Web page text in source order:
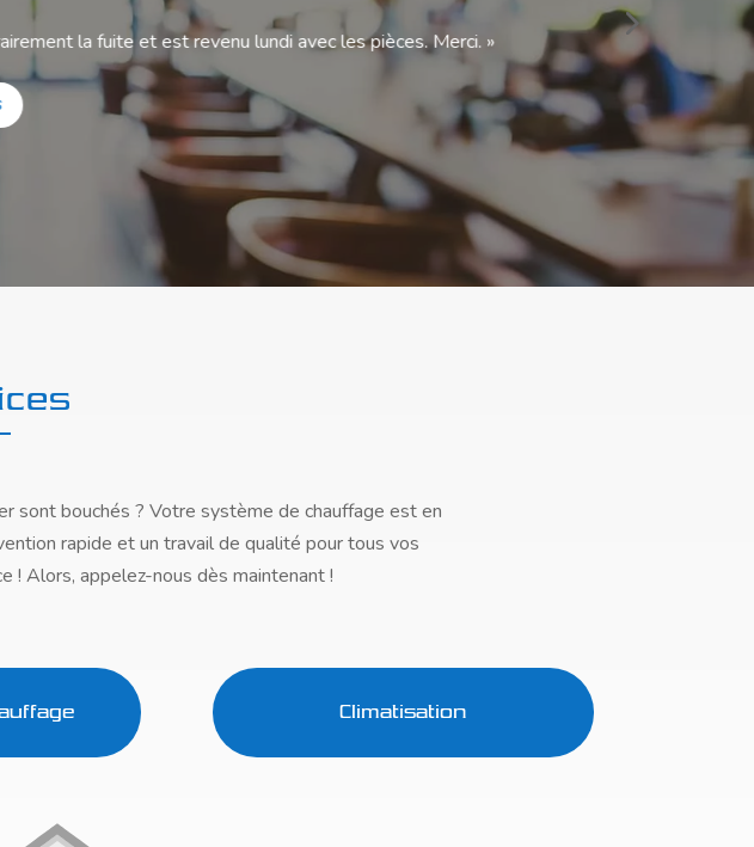
»
sont bouchés ? Votre système de chauffage est en
rapide et un travail de qualité pour tous vos
! Alors, appelez-nous dès maintenant !
Climatisation